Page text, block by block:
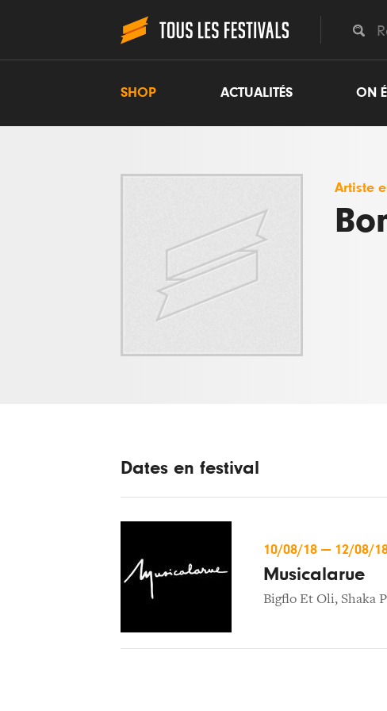
SHOP ACTUALITÉS ON
Artiste
Dates en festival
10/08/18 — 12/08/
Musicalarue
Bigflo Et Oli, Shaka